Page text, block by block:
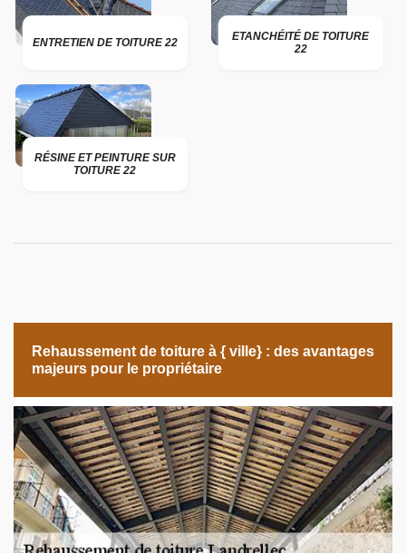
ENTRETIEN DE TOITURE 22
ETANCHÉITÉ DE TOITURE
22
RÉSINE ET PEINTURE SUR
TOITURE 22
Rehaussement de toiture à { ville} : des avantages
majeurs pour le propriétaire